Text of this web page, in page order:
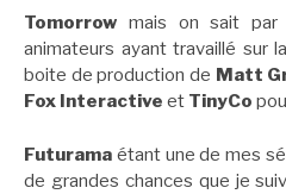
Tomorrow mais on sait par
animateurs ayant travaillé sur
boite de production de Matt
Fox Interactive et TinyCo
Futurama étant une de mes
de grandes chances que je